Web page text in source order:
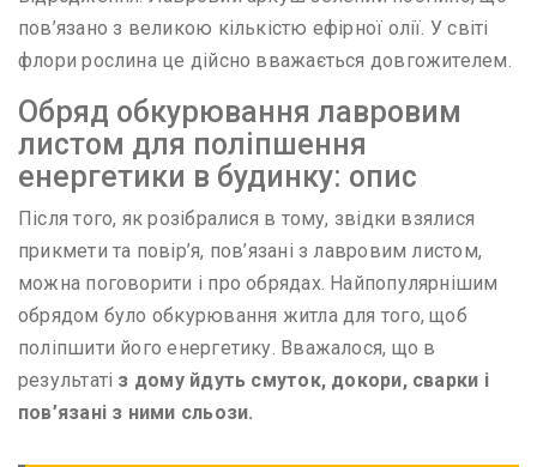
пов’язано з великою кількістю ефірної олії. У світі
флори рослина це дійсно вважається довгожителем.
Обряд обкурювання лавровим
листом для поліпшення
енергетики в будинку: опис
Після того, як розібралися в тому, звідки взялися
прикмети та повір’я, пов’язані з лавровим листом,
можна поговорити і про обрядах. Найпопулярнішим
обрядом було обкурювання житла для того, щоб
поліпшити його енергетику. Вважалося, що в
результаті з дому йдуть смуток, докори, сварки і
пов’язані з ними сльози.